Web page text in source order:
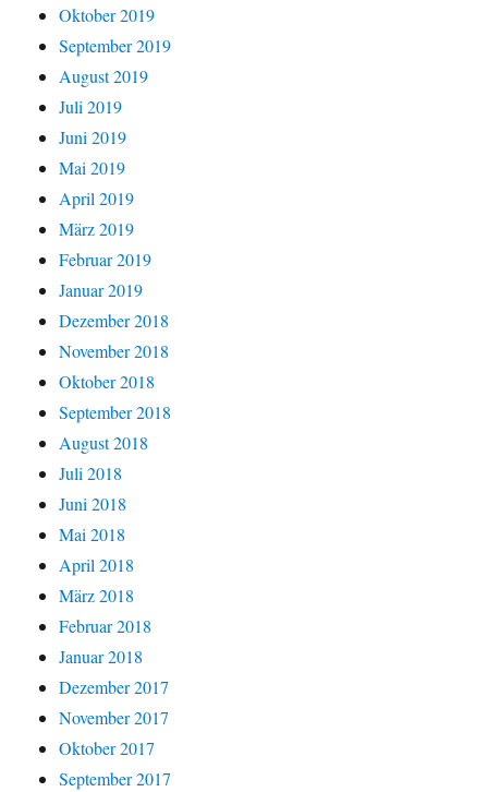
Oktober 2019
September 2019
August 2019
Juli 2019
Juni 2019
Mai 2019
April 2019
März 2019
Februar 2019
Januar 2019
Dezember 2018
November 2018
Oktober 2018
September 2018
August 2018
Juli 2018
Juni 2018
Mai 2018
April 2018
März 2018
Februar 2018
Januar 2018
Dezember 2017
November 2017
Oktober 2017
September 2017